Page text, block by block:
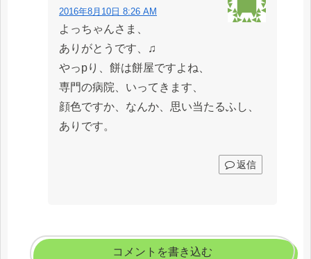
2016年8月10日 8:26 AM
よっちゃんさま、
ありがとうです、♫
やっpり、餅は餅屋ですよね、
専門の病院、いってきます、
顔色ですか、なんか、思い当たるふし、
ありです。
返信
コメントを書き込む